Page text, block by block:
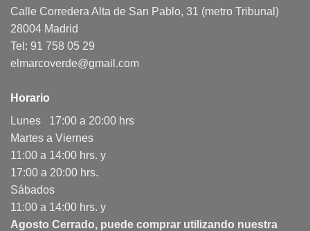
Calle Corredera Alta de San Pablo, 31 (metro Tribunal)
28004 Madrid
Tel: 91 758 05 29
elmarcoverde@gmail.com
Horario
Lunes 17:00 a 20:00 hrs
Martes a Viernes
11:00 a 14:00 hrs. y
17:00 a 20:00 hrs.
Sábados
11:00 a 14:00 hrs. y
Agosto Cerrado, puede comprar utilizando nuestra